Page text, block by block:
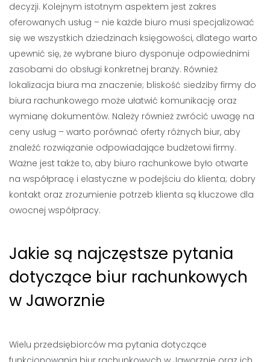
decyzji. Kolejnym istotnym aspektem jest zakres
oferowanych usług – nie każde biuro musi specjalizować
się we wszystkich dziedzinach księgowości, dlatego warto
upewnić się, że wybrane biuro dysponuje odpowiednimi
zasobami do obsługi konkretnej branży. Również
lokalizacja biura ma znaczenie; bliskość siedziby firmy do
biura rachunkowego może ułatwić komunikację oraz
wymianę dokumentów. Należy również zwrócić uwagę na
ceny usług – warto porównać oferty różnych biur, aby
znaleźć rozwiązanie odpowiadające budżetowi firmy.
Ważne jest także to, aby biuro rachunkowe było otwarte
na współpracę i elastyczne w podejściu do klienta; dobry
kontakt oraz zrozumienie potrzeb klienta są kluczowe dla
owocnej współpracy.
Jakie są najczęstsze pytania
dotyczące biur rachunkowych
w Jaworznie
Wielu przedsiębiorców ma pytania dotyczące